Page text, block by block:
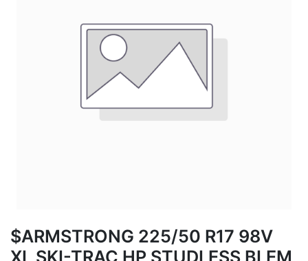
$ARMSTRONG 225/50 R17 98V
XL SKI-TRAC HP STUDLESS BLEM